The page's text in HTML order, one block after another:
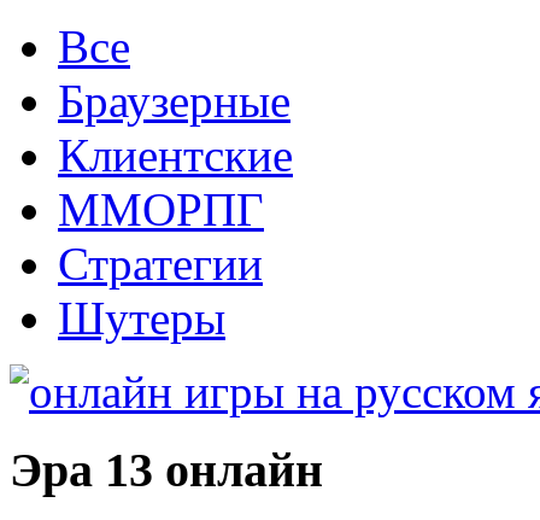
Все
Браузерные
Клиентские
ММОРПГ
Стратегии
Шутеры
Эра 13 онлайн